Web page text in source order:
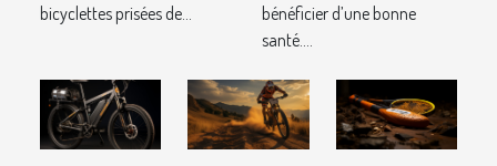
bicyclettes prisées de...
bénéficier d’une bonne
santé....